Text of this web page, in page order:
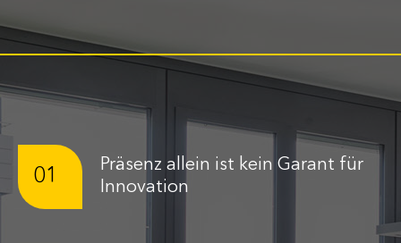
01
Präsenz allein ist kein Garant für
Innovation